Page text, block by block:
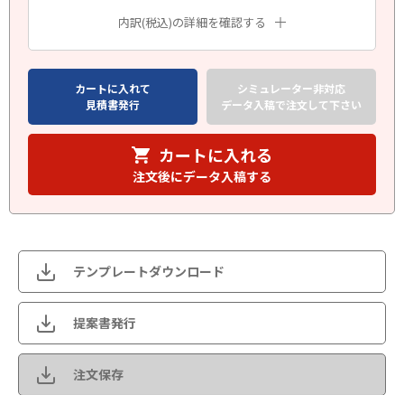
内訳(税込)の詳細を確認する
カートに入れて
見積書発行
シミュレーター非対応
データ入稿で注文して下さい
カートに入れる
注文後にデータ入稿する
テンプレートダウンロード
提案書発行
注文保存